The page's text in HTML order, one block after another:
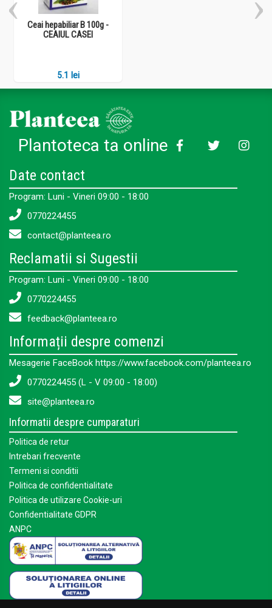
Ceai hepabiliar B 100g -
CEAIUL CASEI
5.1 lei
Plantoteca ta online
Date contact
Program: Luni - Vineri 09:00 - 18:00
0770224455
contact@planteea.ro
Reclamatii si Sugestii
Program: Luni - Vineri 09:00 - 18:00
0770224455
feedback@planteea.ro
Informații despre comenzi
Mesagerie FaceBook https://www.facebook.com/planteea.ro
0770224455 (L - V 09:00 - 18:00)
site@planteea.ro
Informatii despre cumparaturi
Politica de retur
Intrebari frecvente
Termeni si conditii
Politica de confidentialitate
Politica de utilizare Cookie-uri
Confidentialitate GDPR
ANPC